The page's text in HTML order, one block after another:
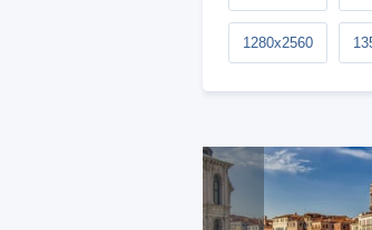
1280x2560